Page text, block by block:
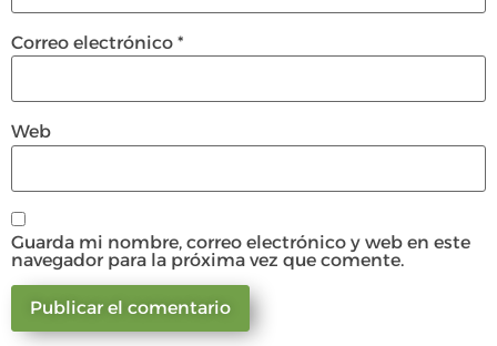
Correo electrónico *
Web
Guarda mi nombre, correo electrónico y web en este
navegador para la próxima vez que comente.